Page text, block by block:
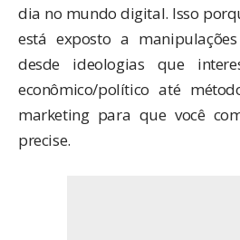
dia no mundo digital. Isso
está exposto a
desde ideologias que
econômico/político até
marketing para que você
precise.